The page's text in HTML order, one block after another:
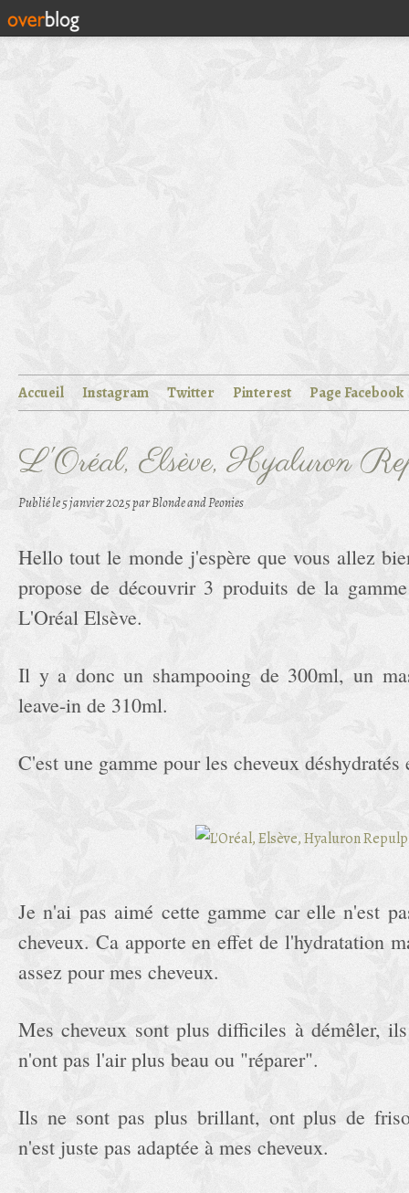
Accueil Instagram Twitter Pinterest Page Facebook
L'Oréal, Elsève, Hyaluron
Publié le5 janvier 2025par Blonde and Peonies
Hello tout le monde j'espère que vous allez
propose de découvrir 3 produits de la
L'Oréal Elsève.
Il y a donc un shampooing de 300ml, un
leave-in de 310ml.
C'est une gamme pour les cheveux déshydratés
Je n'ai pas aimé cette gamme car elle n'est
cheveux. Ca apporte en effet de l'hydratation
assez pour mes cheveux.
Mes cheveux sont plus difficiles à démêler,
n'ont pas l'air plus beau ou "réparer".
Ils ne sont pas plus brillant, ont plus de
n'est juste pas adaptée à mes cheveux.